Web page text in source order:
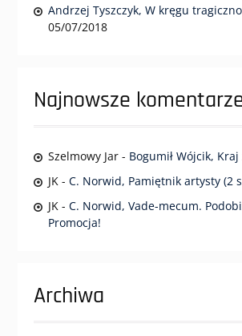
Andrzej Tyszczyk, W kręgu
05/07/2018
Najnowsze
Szelmowy Jar- Bogumił Wójcik,
JK- C. Norwid, Pamiętnik artysty (2
JK- C. Norwid, Vade-mecum.
Promocja!
Archiwa